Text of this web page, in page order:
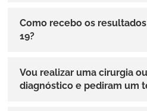
Como recebo os
19?
Vou realizar uma cirurgia
diagnóstico e pediram um